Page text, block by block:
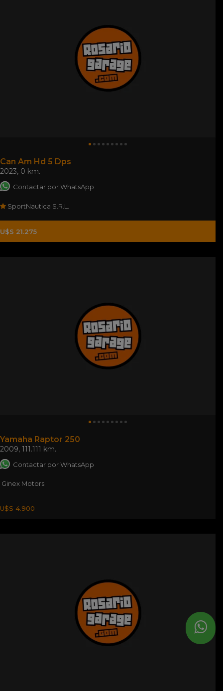
Can Am Hd 5 Dps
2023, 0 km.
Contactar por WhatsApp
SportNautica S.R.L.
U$S 21.275
Yamaha Raptor 250
2009, 111.111 km.
Contactar por WhatsApp
Ginex Motors
U$S 4.900